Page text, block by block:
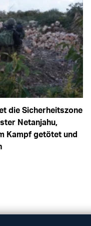
die Sicherheitszone
Netanjahu,
Kampf getötet und